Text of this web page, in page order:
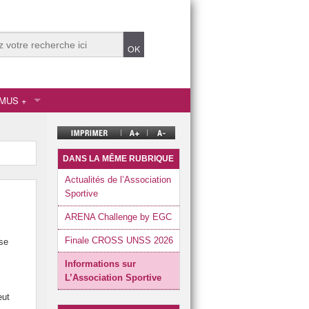
Relation Client
+
secondaire
supérieur
DANS LA MÊME RUBRIQUE
Actualités de l’Association
Sportive
ARENA Challenge by EGC
Finale CROSS UNSS 2026
Informations sur
L’Association Sportive